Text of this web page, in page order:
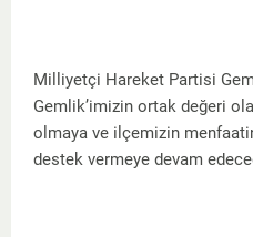
Milliyetçi Hareket Partisi
Gemlik’imizin ortak değeri
olmaya ve ilçemizin
destek vermeye devam